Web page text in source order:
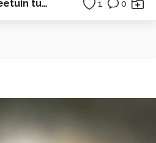
Tafeltje met naam theetuin tuin 1 0